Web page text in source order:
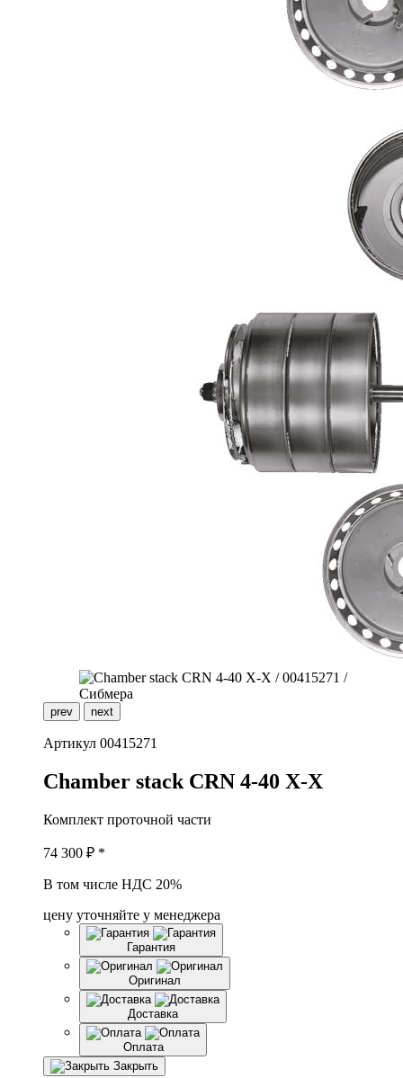
prev next
Артикул 00415271
Chamber stack CRN 4-40 X-X
Комплект проточной части
74 300 ₽ *
В том числе НДС 20%
цену уточняйте у менеджера
Гарантия
Оригинал
Доставка
Оплата
Закрыть